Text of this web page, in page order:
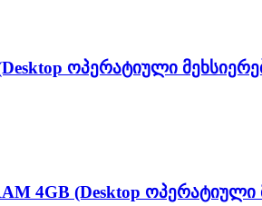
ოპერატიული
4GB (Desktop ოპერატიული